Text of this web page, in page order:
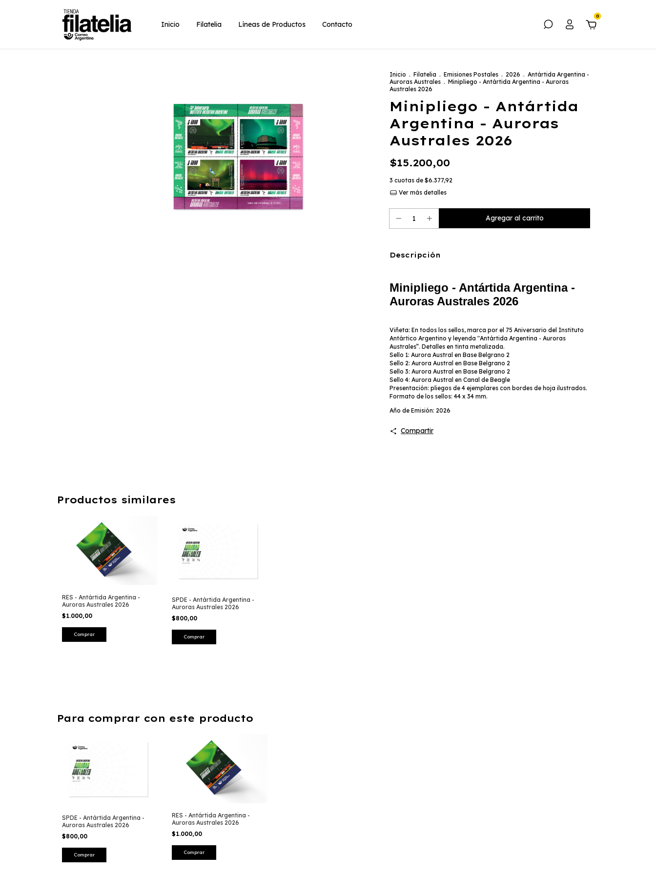
Inicio Filatelia Líneas de Productos Contacto
0
Inicio . Filatelia . Emisiones Postales . 2026 . Antártida Argentina -
Auroras Australes . Minipliego - Antártida Argentina - Auroras
Australes 2026
Minipliego - Antártida
Argentina - Auroras
Australes 2026
$15.200,00
3 cuotas de $6.377,92
Ver más detalles
Descripción
Minipliego - Antártida Argentina -
Auroras Australes 2026
Viñeta: En todos los sellos, marca por el 75 Aniversario del Instituto
Antártico Argentino y leyenda "Antártida Argentina - Auroras
Australes”. Detalles en tinta metalizada.
Sello 1: Aurora Austral en Base Belgrano 2
Sello 2: Aurora Austral en Base Belgrano 2
Sello 3: Aurora Austral en Base Belgrano 2
Sello 4: Aurora Austral en Canal de Beagle
Presentación: pliegos de 4 ejemplares con bordes de hoja ilustrados.
Formato de los sellos: 44 x 34 mm.
Año de Emisión: 2026
Compartir
Productos similares
RES - Antártida Argentina -
Auroras Australes 2026
$1.000,00
SPDE - Antártida Argentina -
Auroras Australes 2026
$800,00
Comprar
Para comprar con este producto
SPDE - Antártida Argentina -
Auroras Australes 2026
$800,00
Comprar
RES - Antártida Argentina -
Auroras Australes 2026
$1.000,00